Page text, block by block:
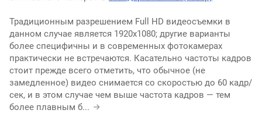
Традиционным разрешением Full HD видеосъемки в
данном случае является 1920х1080; другие варианты
более специфичны и в современных фотокамерах
практически не встречаются. Касательно частоты кадров
стоит прежде всего отметить, что обычное (не
замедленное) видео снимается со скоростью до 60 кадр/
сек, и в этом случае чем выше частота кадров — тем
более плавным б...